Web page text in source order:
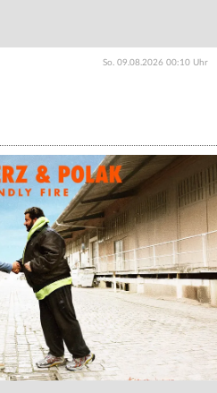
So. 09.08.2026 00:10 Uhr